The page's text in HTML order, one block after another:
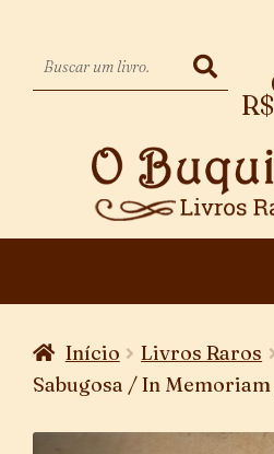
R$
Início Livros Raros
Sabugosa / In Memoriam